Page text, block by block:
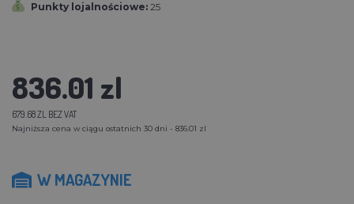
Punkty lojalnościowe: 25
836.01 zl
679.68 ZL BEZ VAT
Najniższa cena w ciągu ostatnich 30 dni - 836.01 zl
W MAGAZYNIE